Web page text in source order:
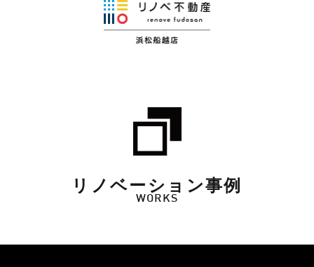
リノベーション事例
WORKS